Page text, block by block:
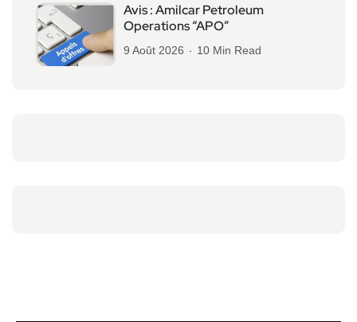
Avis : Amilcar Petroleum
Operations “APO”
9 Août 2026 10 Min Read